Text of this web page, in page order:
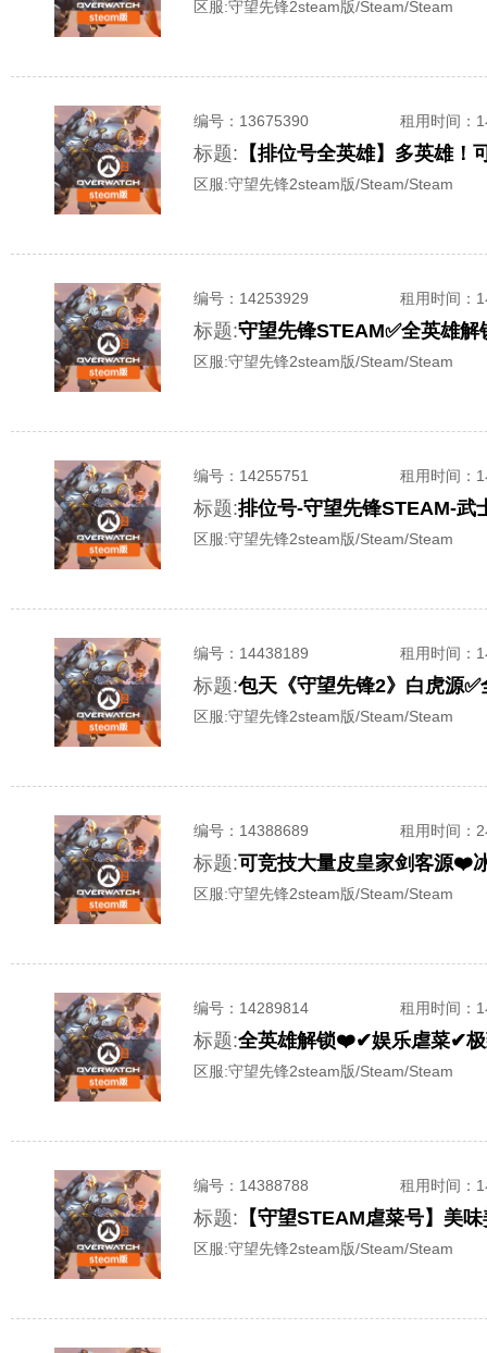
区服:守望先锋2steam版/Steam/Steam
编号： 13675390 租用时间 ：
标题: 【排位号全英雄】多英雄
区服:守望先锋2steam版/Steam/Steam
编号： 14253929 租用时间 ：
标题:
区服:守望先锋2steam版/Steam/Steam
编号： 14255751 租用时间 ：
标题:
区服:守望先锋2steam版/Steam/Steam
编号： 14438189 租用时间 ：
标题:
区服:守望先锋2steam版/Steam/Steam
编号： 14388689 租用时间 ：
标题:
区服:守望先锋2steam版/Steam/Steam
编号： 14289814 租用时间 ：
标题:
区服:守望先锋2steam版/Steam/Steam
编号： 14388788 租用时间 ：
标题:
区服:守望先锋2steam版/Steam/Steam